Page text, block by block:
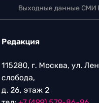
Выходные данные СМИ
Редакция
115280, г. Москва, ул.
слобода,
д. 26, этаж 2